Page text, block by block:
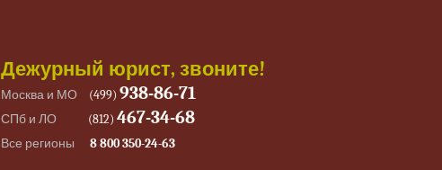
Дежурный юрист, звоните!
Москва и МО (499) 938-86-71
СПб и ЛО (812) 467-34-68
Все регионы 8 800 350-24-63